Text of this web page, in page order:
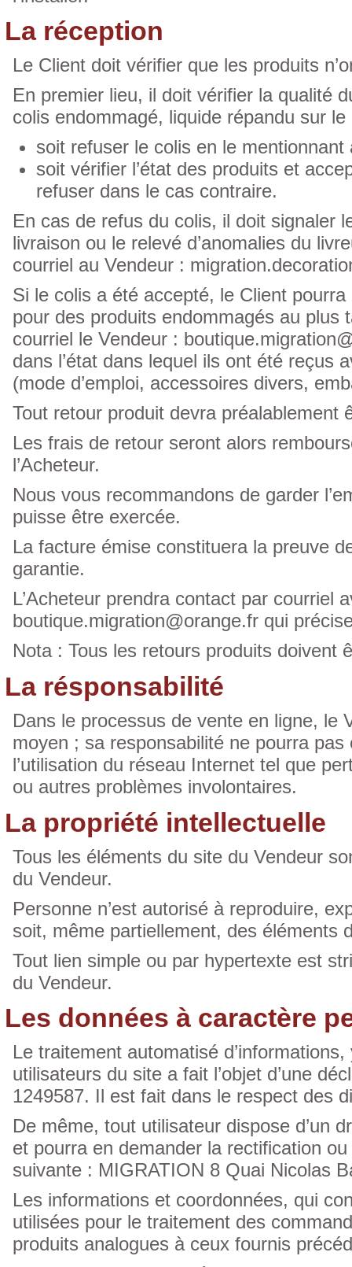
La réception
Le Client doit vérifier que les produits
En premier lieu, il doit vérifier la qualité
colis endommagé, liquide répandu sur
soit refuser le colis en le
soit vérifier l’état des produits et
refuser dans le cas contraire.
En cas de refus du colis, il doit signaler
livraison ou le relevé d’anomalies du
courriel au Vendeur :
Si le colis a été accepté, le Client
pour des produits endommagés au plus
courriel le Vendeur :
dans l’état dans lequel ils ont été reçus
(mode d’emploi, accessoires divers,
Tout retour produit devra préalablement
Les frais de retour seront alors
l’Acheteur.
Nous vous recommandons de garder
puisse être exercée.
La facture émise constituera la preuve
garantie.
L’Acheteur prendra contact par courriel
boutique.migration@orange.fr qui
Nota : Tous les retours produits doivent
La résponsabilité
Dans le processus de vente en ligne, le
moyen ; sa responsabilité ne pourra
l’utilisation du réseau Internet tel que
ou autres problèmes involontaires.
La propriété intellectuelle
Tous les éléments du site du Vendeur
du Vendeur.
Personne n’est autorisé à reproduire,
soit, même partiellement, des éléments
Tout lien simple ou par hypertexte est
du Vendeur.
Les données à caractère
Le traitement automatisé
utilisateurs du site a fait l’objet d’une
1249587. Il est fait dans le respect des
De même, tout utilisateur dispose d’un
et pourra en demander la rectification
suivante : MIGRATION 8 Quai Nicolas
Les informations et coordonnées, qui
utilisées pour le traitement des
produits analogues à ceux fournis